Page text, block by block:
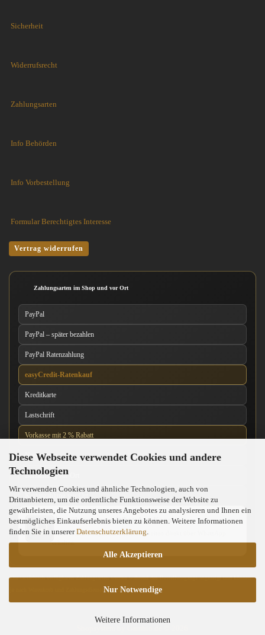
Diese Webseite verwendet Cookies und andere
Technologien
Wir verwenden Cookies und ähnliche Technologien, auch von
Drittanbietern, um die ordentliche Funktionsweise der Website zu
gewährleisten, die Nutzung unseres Angebotes zu analysieren und Ihnen ein
bestmögliches Einkaufserlebnis bieten zu können. Weitere Informationen
finden Sie in unsererDatenschutzerklärung
Alle Akzeptieren
Nur Notwendige
Weitere Informationen
Sicherheit
Widerrufsrecht
Zahlungsarten
Info Behörden
Info Vorbestellung
Formular Berechtigtes Interesse
Vertrag widerrufen
Zahlungsarten im Shop und vor Ort
PayPal
PayPal – später bezahlen
PayPal Ratenzahlung
easyCredit-Ratenkauf
Kreditkarte
Lastschrift
Vorkasse mit 2 % Rabatt
Nachnahme
Barzahlung vor Ort
Kartenzahlung vor Ort
News über unseren WhatsApp-Kanal
Neue Messer, Angebote und Neuigkeiten direkt über WhatsApp
erhalten.
Die tatsächlich verfügbaren Zahlungsarten werden während des Bestellvorgangs angezeigt und können
je nach Warenkorb und Zahlungsdienstleister abweichen.